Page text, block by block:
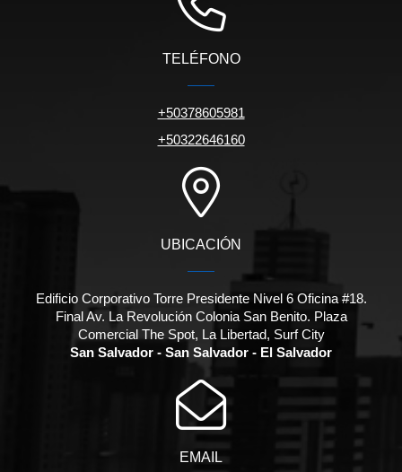
TELÉFONO
+50378605981
+50322646160
UBICACIÓN
Edificio Corporativo Torre Presidente Nivel 6 Oficina #18.
Final Av. La Revolución Colonia San Benito. Plaza
Comercial The Spot, La Libertad, Surf City
San Salvador - San Salvador - El Salvador
EMAIL